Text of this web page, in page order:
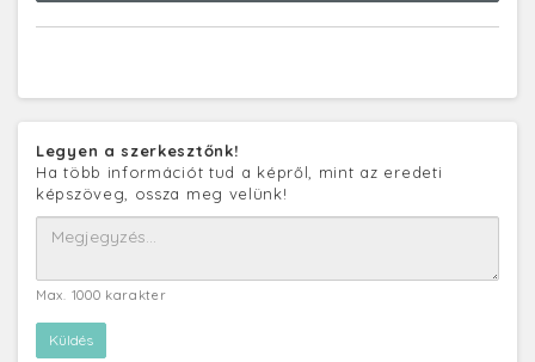
Legyen a szerkesztőnk!
Ha több információt tud a képről, mint az eredeti
képszöveg, ossza meg velünk!
Max. 1000 karakter